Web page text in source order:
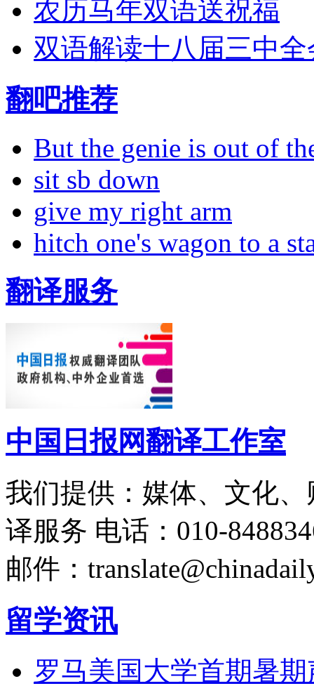
农历马年双语送祝福
双语解读十八届三中全
翻吧推荐
But the genie is out of
sit sb down
give my right arm
hitch one's wagon to a
翻译服务
中国日报网翻译工作室
我们提供：媒体、文化
译服务 电话：010-
邮件：
留学资讯
罗马美国大学首期暑